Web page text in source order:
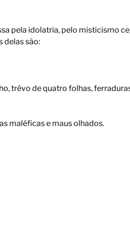
pela idolatria, pelo misticismo
delas são:
trêvo de quatro folhas,
maléficas e maus olhados.